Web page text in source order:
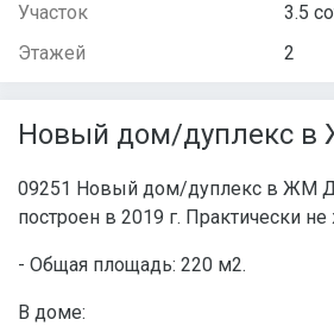
Участок
3.5
Этажей
2
Новый дом/дуплекс в
09251 Новый дом/дуплекс в ЖМ
построен в 2019 г. Практически
- Общая площадь: 220 м2.
В доме: